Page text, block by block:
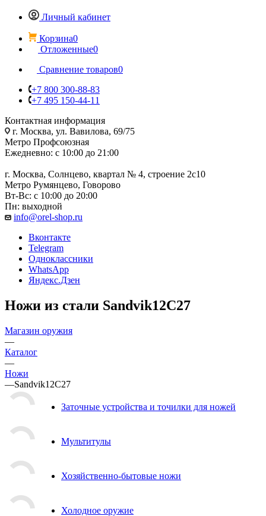
Личный кабинет
Корзина0
Отложенные0
Сравнение товаров0
+7 800 300-88-83
+7 495 150-44-11
Контактная информация
г. Москва, ул. Вавилова, 69/75
Метро Профсоюзная
Ежедневно: с 10:00 до 21:00
г. Москва, Солнцево, квартал № 4, строение 2с10
Метро Румянцево, Говорово
Вт-Вс: с 10:00 до 20:00
Пн: выходной
info@orel-shop.ru
Вконтакте
Telegram
Одноклассники
WhatsApp
Яндекс.Дзен
Ножи из стали Sandvik12С27
Магазин оружия
—
Каталог
—
Ножи
—Sandvik12С27
Заточные устройства и точилки для ножей
Мультитулы
Хозяйственно-бытовые ножи
Холодное оружие